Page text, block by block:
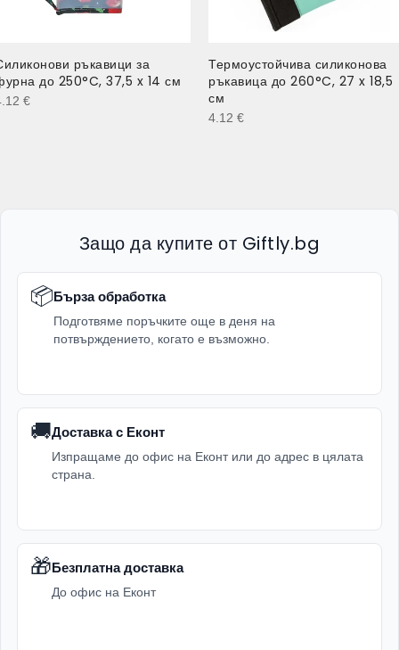
ръкавици за
до 250°C, 37,5 x 14 см
€
Термоустойчива силиконова
ръкавица до 260°C, 27 x 18,5
см
4.12 €
Защо да купите от Giftly.bg
📦Бърза обработка
Подготвяме поръчките още в деня на
потвърждението, когато е възможно.
🚚Доставка с Еконт
Изпращаме до офис на Еконт или до адрес в цялата
страна.
🎁Безплатна доставка
До офис на Еконт